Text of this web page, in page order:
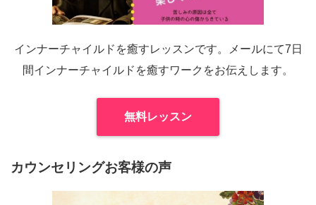
インナーチャイルドを癒すレッスンです。メールにて7日
間インナーチャイルドを癒すワークをお伝えします。
無料レッスン
カウンセリングお客様の声